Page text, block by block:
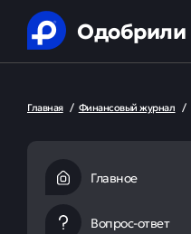
Одобрили
Главная / Финансовый журнал /
Главное
Вопрос-ответ